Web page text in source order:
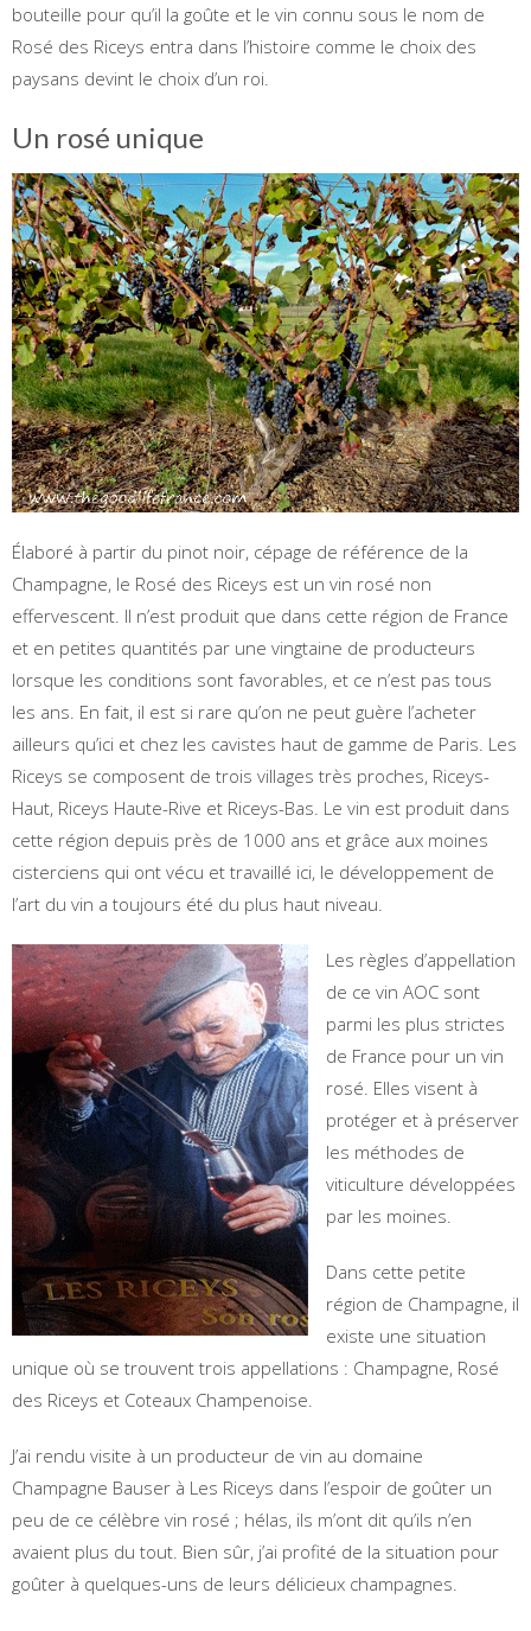
bouteille pour qu’il la goûte et le vin connu sous le nom de
Rosé des Riceys entra dans l’histoire comme le choix des
paysans devint le choix d’un roi.
Un rosé unique
Élaboré à partir du pinot noir, cépage de référence de la
Champagne, le Rosé des Riceys est un vin rosé non
effervescent. Il n’est produit que dans cette région de France
et en petites quantités par une vingtaine de producteurs
lorsque les conditions sont favorables, et ce n’est pas tous
les ans. En fait, il est si rare qu’on ne peut guère l’acheter
ailleurs qu’ici et chez les cavistes haut de gamme de Paris. Les
Riceys se composent de trois villages très proches, Riceys-
Haut, Riceys Haute-Rive et Riceys-Bas. Le vin est produit dans
cette région depuis près de 1000 ans et grâce aux moines
cisterciens qui ont vécu et travaillé ici, le développement de
l’art du vin a toujours été du plus haut niveau.
Les règles d’appellation
de ce vin AOC sont
parmi les plus strictes
de France pour un vin
rosé. Elles visent à
protéger et à préserver
les méthodes de
viticulture développées
par les moines.
Dans cette petite
région de Champagne, il
existe une situation
unique où se trouvent trois appellations : Champagne, Rosé
des Riceys et Coteaux Champenoise.
J’ai rendu visite à un producteur de vin au domaine
Champagne Bauser à Les Riceys dans l’espoir de goûter un
peu de ce célèbre vin rosé ; hélas, ils m’ont dit qu’ils n’en
avaient plus du tout. Bien sûr, j’ai profité de la situation pour
goûter à quelques-uns de leurs délicieux champagnes.